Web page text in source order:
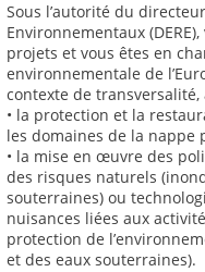
Sous l’autorité du
Environnementaux
projets et vous êtes en
environnementale de
contexte de transversalité,
• la protection et la
les domaines de la nappe
• la mise en œuvre des
des risques naturels
souterraines) ou
nuisances liées aux
protection de
et des eaux souterraines).